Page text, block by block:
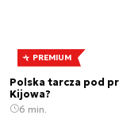
PREMIUM
Polska tarcza pod
Kijowa?
6 min.